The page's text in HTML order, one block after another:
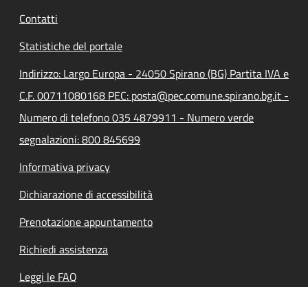
Contatti
Statistiche del portale
Indirizzo: Largo Europa - 24050 Spirano (BG) Partita IVA e
C.F. 00711080168 PEC: posta@pec.comune.spirano.bg.it -
Numero di telefono 035 4879911 - Numero verde
segnalazioni: 800 845699
Informativa privacy
Dichiarazione di accessibilità
Prenotazione appuntamento
Richiedi assistenza
Leggi le FAQ